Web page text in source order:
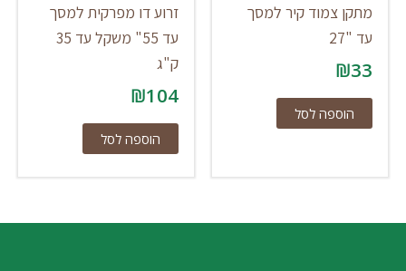
מתקן צמוד קיר למסך
עד "27
₪33
הוספה לסל
זרוע דו מפרקית למסך
עד 55" משקל עד 35
ק"ג
₪104
הוספה לסל